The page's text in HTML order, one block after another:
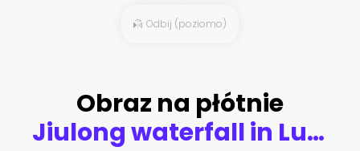
Odbij (poziomo)
Obraz na płótnie
Jiulong waterfall in Luoping, China.